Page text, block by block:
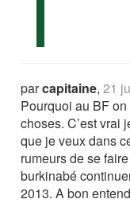
parcapitaine,21
Pourquoi au BF
choses. C’est vrai
que je veux dans
rumeurs de se
burkinabé
2013. A bon